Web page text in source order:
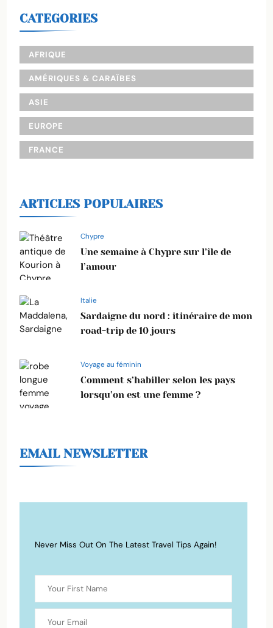
CATEGORIES
AFRIQUE
AMÉRIQUES & CARAÏBES
ASIE
EUROPE
FRANCE
ARTICLES POPULAIRES
Chypre
Une semaine à Chypre sur l’île de
l’amour
Italie
Sardaigne du nord : itinéraire de mon
road-trip de 10 jours
Voyage au féminin
Comment s’habiller selon les pays
lorsqu’on est une femme ?
EMAIL NEWSLETTER
Never Miss Out On The Latest Travel Tips Again!